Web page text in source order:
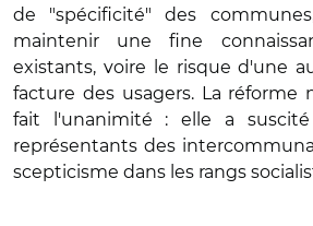
de "spécificité" des
maintenir une fine
existants, voire le risque d'une
facture des usagers. La réforme
fait l'unanimité : elle a
représentants des
scepticisme dans les rangs